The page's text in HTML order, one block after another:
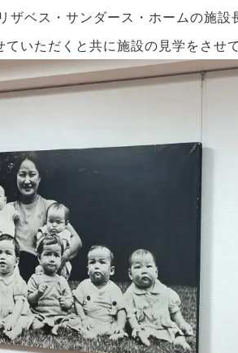
ザベス・サンダース・ホームの施
いただくと共に施設の見学をさせ